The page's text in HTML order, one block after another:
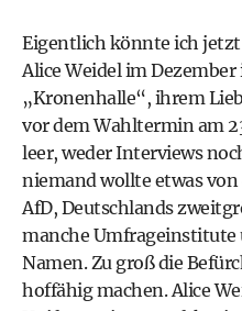
Eigentlich könnte ich
Alice Weidel im
„Kronenhalle“, ihrem
vor dem Wahltermin am
leer, weder Interviews
niemand wollte etwas
AfD, Deutschlands
manche
Namen. Zu groß die
hoffähig machen. Alice